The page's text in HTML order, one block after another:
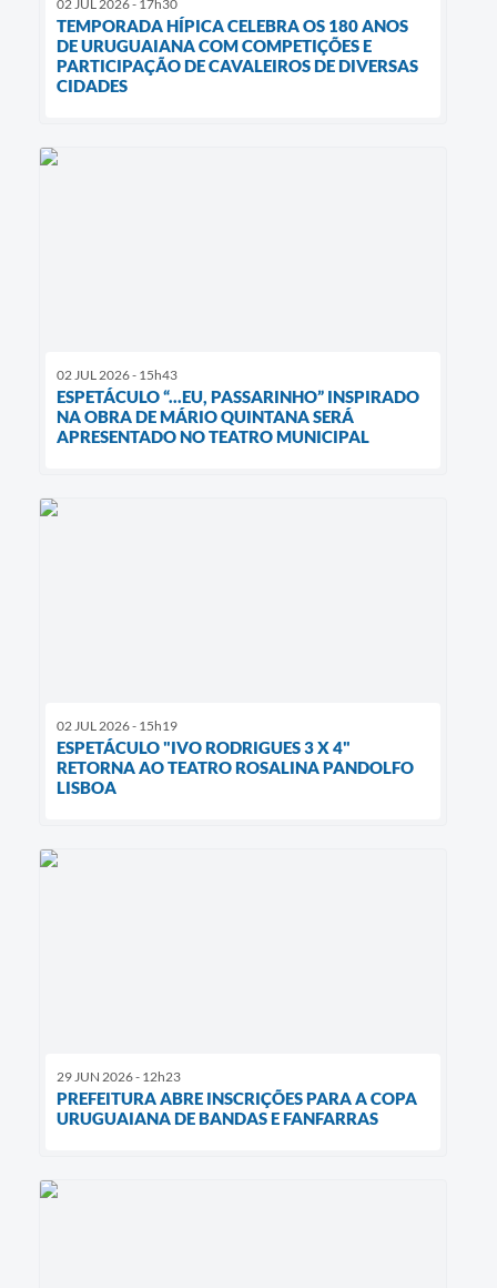
02 JUL 2026 - 17h30
TEMPORADA HÍPICA CELEBRA OS 180 ANOS
DE URUGUAIANA COM COMPETIÇÕES E
PARTICIPAÇÃO DE CAVALEIROS DE DIVERSAS
CIDADES
02 JUL 2026 - 15h43
ESPETÁCULO “...EU, PASSARINHO” INSPIRADO
NA OBRA DE MÁRIO QUINTANA SERÁ
APRESENTADO NO TEATRO MUNICIPAL
02 JUL 2026 - 15h19
ESPETÁCULO "IVO RODRIGUES 3 X 4"
RETORNA AO TEATRO ROSALINA PANDOLFO
LISBOA
29 JUN 2026 - 12h23
PREFEITURA ABRE INSCRIÇÕES PARA A COPA
URUGUAIANA DE BANDAS E FANFARRAS